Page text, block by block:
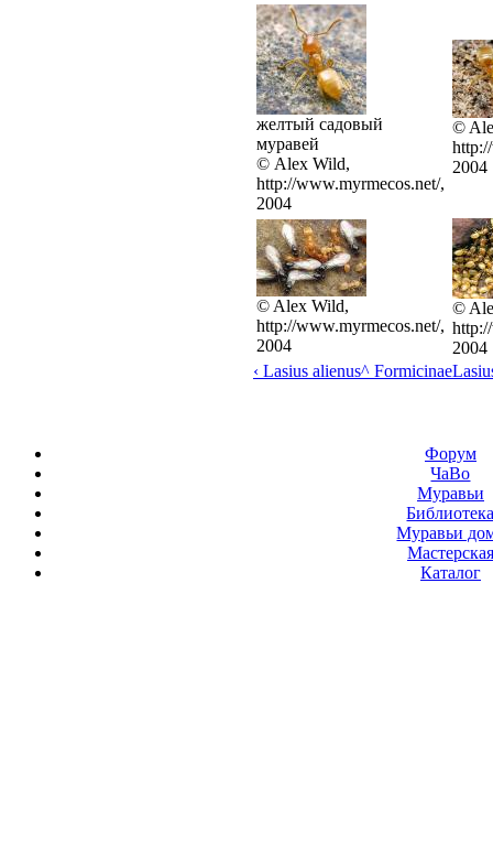
желтый садовый
муравей
© Alex Wild,
http://www.myrmecos.net/,
2004
©
2004
© Alex Wild,
http://www.myrmecos.net/,
2004
©
2004
‹ Lasius alienus^ Formicinae
Форум
ЧаВо
Муравьи
Муравьи
Мастерская
Каталог